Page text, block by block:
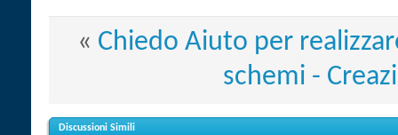
« Chiedo Aiuto per
schemi -
Discussioni Simili